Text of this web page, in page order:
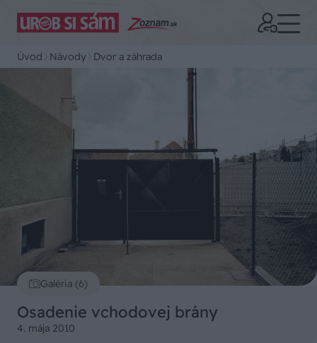
Úvod Návody Dvor a záhrada
Galéria (6)
Osadenie vchodovej brány
4. mája 2010